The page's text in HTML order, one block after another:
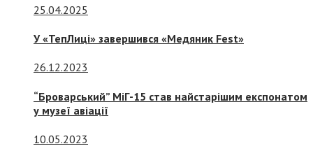
25.04.2025
У «ТепЛиці» завершився «Медяник Fest»
26.12.2023
“Броварський” МіГ-15 став найстарішим експонатом
у музеї авіації
10.05.2023